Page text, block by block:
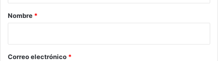
í
a
d
m
o
r
*
Nombre *
Correo electrónico *